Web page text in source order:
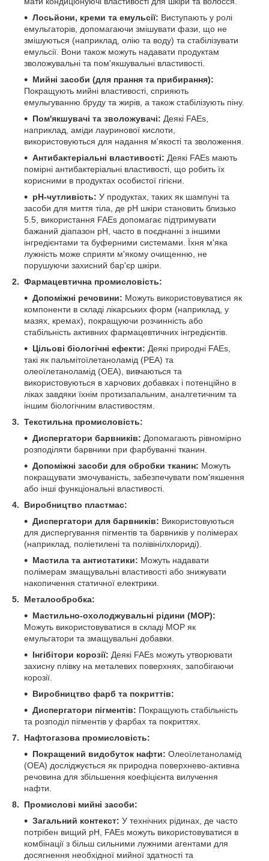
Лосьйони, креми та емульсії: Виступають у ролі
емульгаторів, допомагаючи змішувати фази, що не
змішуються (наприклад, олію та воду) та стабілізувати
емульсії. Вони також можуть надавати продуктам
зволожувальні та пом'якшувальні властивості.
Мийні засоби (для прання та прибирання):
Покращують мийні властивості, сприяють
емульгуванню бруду та жирів, а також стабілізують піну.
Пом'якшувачі та зволожувачі: Деякі FAEs,
наприклад, аміди лауринової кислоти,
використовуються для надання м'якості та зволоження.
Антибактеріальні властивості: Деякі FAEs мають
помірні антибактеріальні властивості, що робить їх
корисними в продуктах особистої гігієни.
pH-чутливість: У продуктах, таких як шампуні та
засоби для миття тіла, де pH шкіри становить близько
5.5, використання FAEs допомагає підтримувати
бажаний діапазон pH, часто в поєднанні з іншими
інгредієнтами та буферними системами. Їхня м'яка
лужність може сприяти м'якому очищенню, не
порушуючи захисний бар'єр шкіри.
2. Фармацевтична промисловість:
Допоміжні речовини: Можуть використовуватися як
компоненти в складі лікарських форм (наприклад, у
мазях, кремах), покращуючи розчинність або
стабільність активних фармацевтичних інгредієнтів.
Цільові біологічні ефекти: Деякі природні FAEs,
такі як пальмітоїлетаноламід (PEA) та
олеоїлетаноламід (OEA), вивчаються та
використовуються в харчових добавках і потенційно в
ліках завдяки їхнім протизапальним, аналгетичним та
іншим біологічним властивостям.
3. Текстильна промисловість:
Диспергатори барвників: Допомагають рівномірно
розподіляти барвники при фарбуванні тканин.
Допоміжні засоби для обробки тканин: Можуть
покращувати змочуваність, забезпечувати пом'якшення
або інші функціональні властивості.
4. Виробництво пластмас:
Диспергатори для барвників: Використовуються
для диспергування пігментів та барвників у полімерах
(наприклад, поліетилені та полівінілхлориді).
Мастила та антистатики: Можуть надавати
полімерам змащувальні властивості або знижувати
накопичення статичної електрики.
5. Металообробка:
Мастильно-охолоджувальні рідини (МОР):
Можуть використовуватися в складі МОР як
емульгатори та змащувальні добавки.
Інгібітори корозії: Деякі FAEs можуть утворювати
захисну плівку на металевих поверхнях, запобігаючи
корозії.
Виробництво фарб та покриттів:
Диспергатори пігментів: Покращують стабільність
та розподіл пігментів у фарбах та покриттях.
7. Нафтогазова промисловість:
Покращений видобуток нафти: Олеоїлетаноламід
(OEA) досліджується як природна поверхнево-активна
речовина для збільшення коефіцієнта вилучення
нафти.
8. Промислові мийні засоби:
Загальний контекст: У технічних рідинах, де часто
потрібен вищий pH, FAEs можуть використовуватися в
комбінації з більш сильними лужними агентами для
досягнення необхідної мийної здатності та